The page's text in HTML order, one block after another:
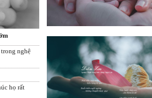
nghệ
họ rất